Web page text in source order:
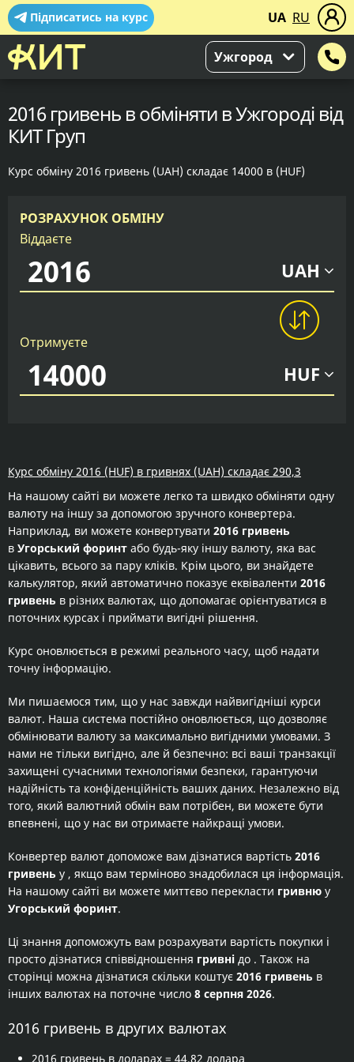
Підписатись на курс UA RU
Ужгород
2016 гривень в обміняти в Ужгороді від
КИТ Груп
Курс обміну 2016 гривень (UAH) складає 14000 в (HUF)
РОЗРАХУНОК ОБМІНУ
Віддаєте
UAH
Отримуєте
HUF
Курс обміну 2016 (HUF) в гривнях (UAH) складає 290,3
На нашому сайті ви можете легко та швидко обміняти одну
валюту на іншу за допомогою зручного конвертера.
Наприклад, ви можете конвертувати 2016 гривень
в Угорський форинт або будь-яку іншу валюту, яка вас
цікавить, всього за пару кліків. Крім цього, ви знайдете
калькулятор, який автоматично показує еквіваленти 2016
гривень в різних валютах, що допомагає орієнтуватися в
поточних курсах і приймати вигідні рішення.
Курс оновлюється в режимі реального часу, щоб надати
точну інформацію.
Ми пишаємося тим, що у нас завжди найвигідніші курси
валют. Наша система постійно оновлюється, що дозволяє
обмінювати валюту за максимально вигідними умовами. З
нами не тільки вигідно, але й безпечно: всі ваші транзакції
захищені сучасними технологіями безпеки, гарантуючи
надійність та конфіденційність ваших даних. Незалежно від
того, який валютний обмін вам потрібен, ви можете бути
впевнені, що у нас ви отримаєте найкращі умови.
Конвертер валют допоможе вам дізнатися вартість 2016
гривень у , якщо вам терміново знадобилася ця інформація.
На нашому сайті ви можете миттєво перекласти гривню у
Угорський форинт.
Ці знання допоможуть вам розрахувати вартість покупки і
просто дізнатися співвідношення гривні до . Також на
сторінці можна дізнатися скільки коштує 2016 гривень в
інших валютах на поточне число 8 серпня 2026.
2016 гривень в других валютах
2016 гривень в доларах = 44,82 долара